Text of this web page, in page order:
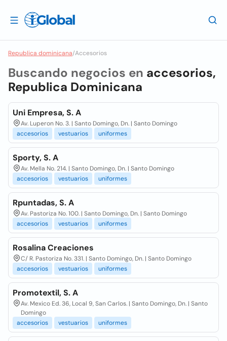
Republica dominicana/Accesorios
Buscando negocios en accesorios,
Republica Dominicana
Uni Empresa, S. A
Av. Luperon No. 3. | Santo Domingo, Dn. | Santo Domingo
accesorios
vestuarios uniformes
Sporty, S. A
Av. Mella No. 214. | Santo Domingo, Dn. | Santo Domingo
accesorios
vestuarios uniformes
Rpuntadas, S. A
Av. Pastoriza No. 100. | Santo Domingo, Dn. | Santo Domingo
accesorios
vestuarios uniformes
Rosalina Creaciones
C/ R. Pastoriza No. 331. | Santo Domingo, Dn. | Santo Domingo
accesorios
vestuarios uniformes
Promotextil, S. A
Av. Mexico Ed. 36, Local 9, San Carlos. | Santo Domingo, Dn. | Santo
Domingo
accesorios
vestuarios uniformes